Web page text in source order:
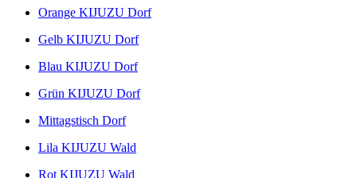
Orange KIJUZU Dorf
Gelb KIJUZU Dorf
Blau KIJUZU Dorf
Grün KIJUZU Dorf
Mittagstisch Dorf
Lila KIJUZU Wald
Rot KIJUZU Wald